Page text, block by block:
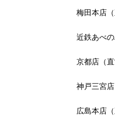
梅田本店
近鉄あべ
京都店（
神戸三宮
広島本店